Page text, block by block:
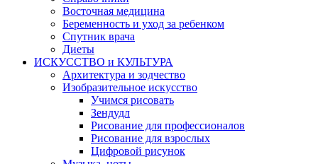
Восточная медицина
Беременность и уход за ребенком
Спутник врача
Диеты
ИСКУССТВО и КУЛЬТУРА
Архитектура и зодчество
Изобразительное искусство
Учимся рисовать
Зендудл
Рисование для профессионалов
Рисование для взрослых
Цифровой рисунок